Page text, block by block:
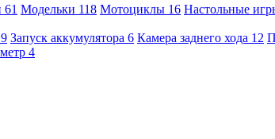
61 Модельки 118 Мотоциклы 16 Настольные
9 Запуск аккумулятора 6 Камера заднего хода 12
4